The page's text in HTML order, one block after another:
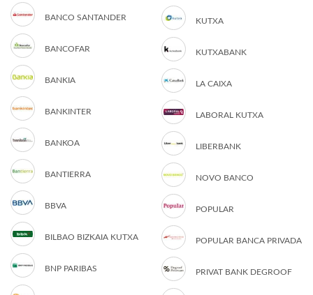
BANCO SANTANDER
BANCOFAR
BANKIA
BANKINTER
BANKOA
BANTIERRA
BBVA
BILBAO BIZKAIA KUTXA
BNP PARIBAS
KUTXA
KUTXABANK
LA CAIXA
LABORAL KUTXA
LIBERBANK
NOVO BANCO
POPULAR
POPULAR BANCA PRIVADA
PRIVAT BANK DEGROOF